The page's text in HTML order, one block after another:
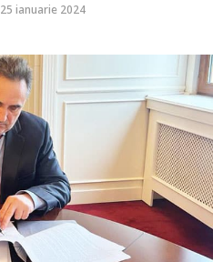
25 ianuarie 2024